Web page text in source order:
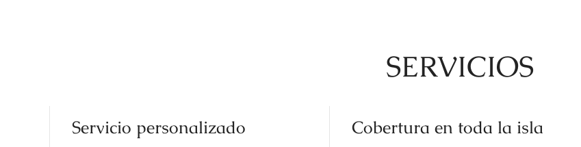
SERVICIOS
Servicio personalizado Cobertura en toda la isla